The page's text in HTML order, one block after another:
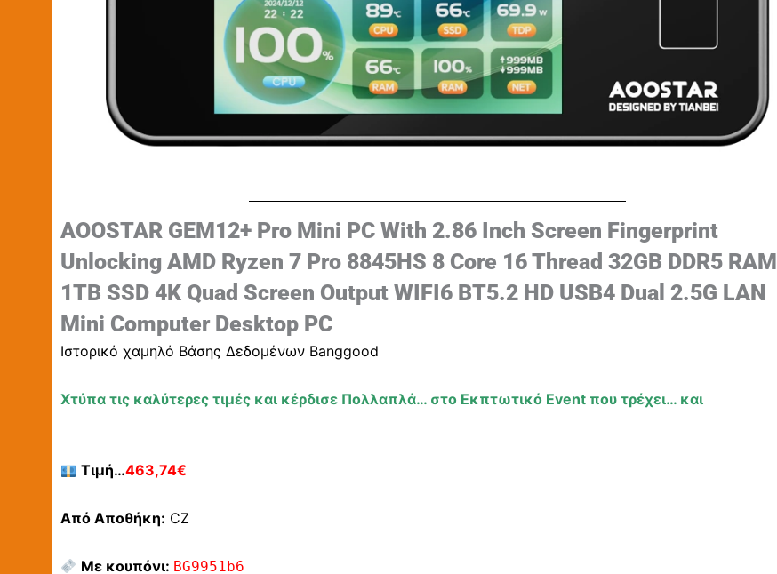
AOOSTAR GEM12+ Pro Mini PC With 2.86 Inch Screen Fingerprint
Unlocking AMD Ryzen 7 Pro 8845HS 8 Core 16 Thread 32GB DDR5 RAM
1TB SSD 4K Quad Screen Output WIFI6 BT5.2 HD USB4 Dual 2.5G LAN
Mini Computer Desktop PC
Ιστορικό χαμηλό Βάσης Δεδομένων Banggood
Χτύπα τις καλύτερες τιμές και κέρδισε Πολλαπλά… στο Εκπτωτικό Event που τρέχει… και
Τιμή…463,74€
Από Αποθήκη: CZ
Με κουπόνι: BG9951b6